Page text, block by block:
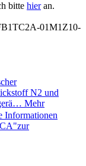
bitte hieran.
01M1Z10-
N2 und
Mehr
Informationen